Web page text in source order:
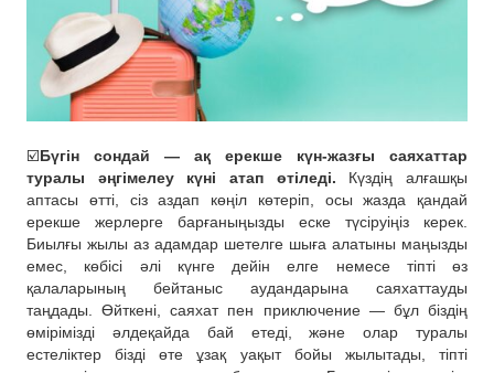
☑️Бүгін сондай — ақ ерекше күн-жазғы саяхаттар
туралы әңгімелеу күні атап өтіледі. Күздің алғашқы
аптасы өтті, сіз аздап көңіл көтеріп, осы жазда қандай
ерекше жерлерге барғаныңызды еске түсіруіңіз керек.
Биылғы жылы аз адамдар шетелге шыға алатыны маңызды
емес, көбісі әлі күнге дейін елге немесе тіпті өз
қалаларының бейтаныс аудандарына саяхаттауды
таңдады. Өйткені, саяхат пен приключение — бұл біздің
өмірімізді әлдеқайда бай етеді, және олар туралы
естеліктер бізді өте ұзақ уақыт бойы жылытады, тіпті